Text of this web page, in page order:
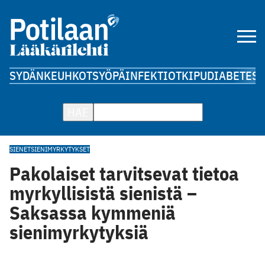
SYDÄNKEUHKOTSYÖPÄINFEKTIOTKIPUDIABETES
SIENETSIENIMYRKYTYKSET
Pakolaiset tarvitsevat tietoa
myrkyllisistä sienistä –
Saksassa kymmeniä
sienimyrkytyksiä